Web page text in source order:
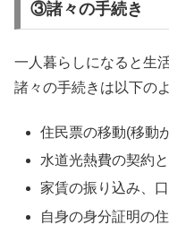
③諸々の手続き
一人暮らしになると生
諸々の手続きは以下の
住民票の移動(移動
水道光熱費の契約
家賃の振り込み、
自身の身分証明の